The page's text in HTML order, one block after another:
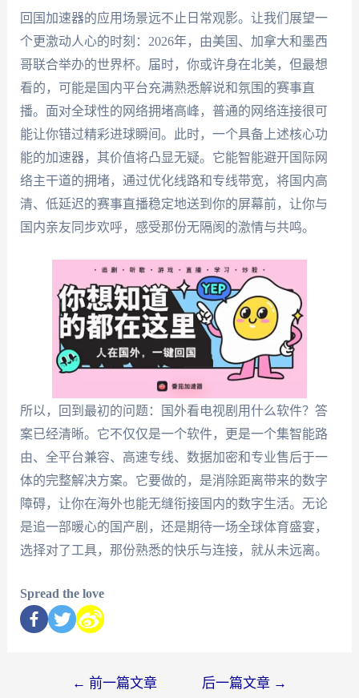
回国加速器的应用场景远不止日常观影。让我们展望一
个更激动人心的时刻：2026年，由美国、加拿大和墨西
哥联合举办的世界杯。届时，你或许身在北美，但最想
看的，可能是国内平台充满熟悉解说和氛围的赛事直
播。面对全球性的网络拥堵高峰，普通的网络连接很可
能让你错过精彩进球瞬间。此时，一个具备上述核心功
能的加速器，其价值将凸显无疑。它能智能避开国际网
络主干道的拥堵，通过优化线路和专线带宽，将国内高
清、低延迟的赛事直播稳定地送到你的屏幕前，让你与
国内亲友同步欢呼，感受那份无隔阂的激情与共鸣。
所以，回到最初的问题：国外看电视剧用什么软件？答
案已经清晰。它不仅仅是一个软件，更是一个集智能路
由、全平台兼容、高速专线、数据加密和专业售后于一
体的完整解决方案。它要做的，是消除距离带来的数字
障碍，让你在海外也能无缝衔接国内的数字生活。无论
是追一部暖心的国产剧，还是期待一场全球体育盛宴，
选择对了工具，那份熟悉的快乐与连接，就从未远离。
Spread the love
← 前一篇文章 后一篇文章 →